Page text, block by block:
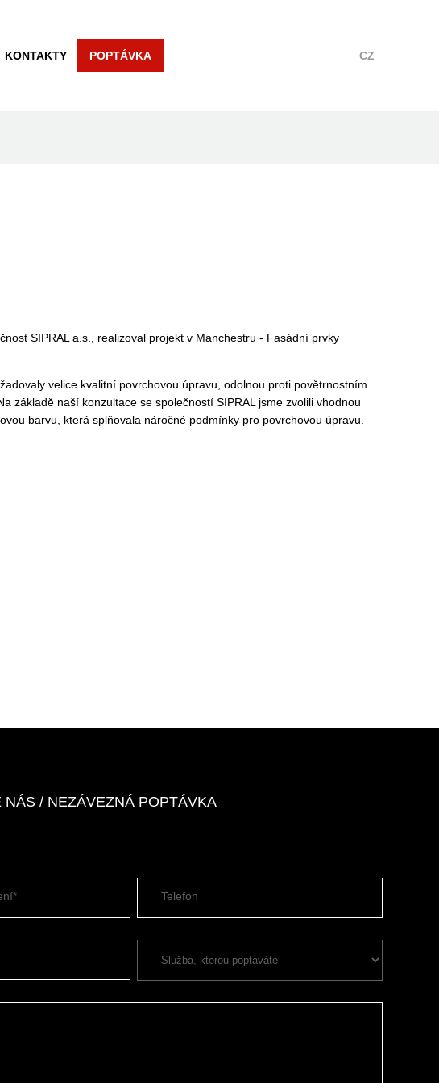
KONTAKTY POPTÁVKA CZ
SIPRAL a.s., realizoval projekt v Manchestru - Fasádní prvky
velice kvalitní povrchovou úpravu, odolnou proti povětrnostním
základě naší konzultace se společností SIPRAL jsme zvolili vhodnou
barvu, která splňovala náročné podmínky pro povrchovou úpravu.
NÁS / NEZÁVEZNÁ POPTÁVKA
Telefon